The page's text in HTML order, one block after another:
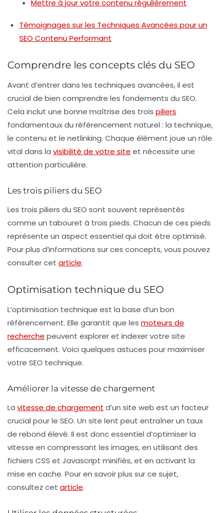
Mettre à jour votre contenu régulièrement
Témoignages sur les Techniques Avancées pour un
SEO Contenu Performant
Comprendre les concepts clés du SEO
Avant d’entrer dans les techniques avancées, il est
crucial de bien comprendre les fondements du SEO.
Cela inclut une bonne maîtrise des trois piliers
fondamentaux du référencement naturel : la technique,
le contenu et le netlinking. Chaque élément joue un rôle
vital dans la visibilité de votre site et nécessite une
attention particulière.
Les trois piliers du SEO
Les trois piliers du SEO sont souvent représentés
comme un tabouret à trois pieds. Chacun de ces pieds
représente un aspect essentiel qui doit être optimisé.
Pour plus d’informations sur ces concepts, vous pouvez
consulter cet article.
Optimisation technique du SEO
L’optimisation technique est la base d’un bon
référencement. Elle garantit que les moteurs de
recherche peuvent explorer et indexer votre site
efficacement. Voici quelques astuces pour maximiser
votre SEO technique.
Améliorer la vitesse de chargement
La vitesse de chargement d’un site web est un facteur
crucial pour le SEO. Un site lent peut entraîner un taux
de rebond élevé. Il est donc essentiel d’optimiser la
vitesse en compressant les images, en utilisant des
fichiers CSS et Javascript minifiés, et en activant la
mise en cache. Pour en savoir plus sur ce sujet,
consultez cet article.